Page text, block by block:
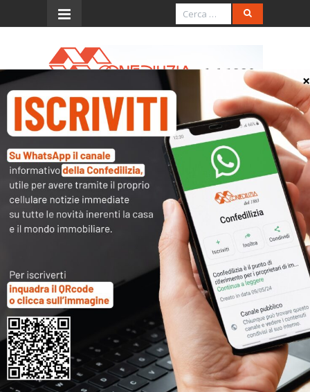
Menu
Italia Oggi – Novembre
2017